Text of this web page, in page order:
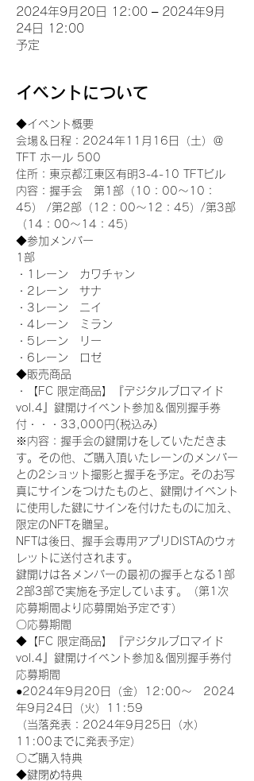
2024年9月20日 12:00 – 2024年9月
24日 12:00
予定
イベントについて
◆イベント概要
会場＆日程：2024年11月16日（土）＠
TFT ホール 500
住所：東京都江東区有明3-4-10 TFTビル
内容：握手会　第1部（10：00～10：
45） /第2部（12：00～12：45）/第3部
（14：00～14：45）
◆参加メンバー
1部
・1レーン　カワチャン
・2レーン　サナ
・3レーン　ニイ
・4レーン　ミラン
・5レーン　リー
・6レーン　ロゼ
◆販売商品
・【FC 限定商品】『デジタルブロマイド
vol.4』鍵開けイベント参加＆個別握手券
付・・・33,000円(税込み)
※内容：握手会の鍵開けをしていただきま
す。その他、ご購入頂いたレーンのメンバー
との2ショット撮影と握手を予定。そのお写
真にサインをつけたものと、鍵開けイベント
に使用した鍵にサインを付けたものに加え、
限定のNFTを贈呈。
NFTは後日、握手会専用アプリDISTAのウォ
レットに送付されます。
鍵開けは各メンバーの最初の握手となる1部
2部3部で実施を予定しています。（第1次
応募期間より応募開始予定です）
〇応募期間
◆【FC 限定商品】『デジタルブロマイド
vol.4』鍵開けイベント参加＆個別握手券付
応募期間
●2024年9月20日（金）12:00～　2024
年9月24日（火）11:59
（当落発表：2024年9月25日（水）
11:00までに発表予定）
〇ご購入特典
◆鍵閉め特典